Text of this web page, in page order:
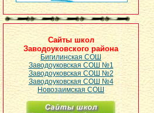
Сайты школ
Заводоуковского района
Бигилинская СОШ
Заводоуковская СОШ №1
Заводоуковская СОШ №2
Заводоуковская СОШ №4
Новозаимская СОШ